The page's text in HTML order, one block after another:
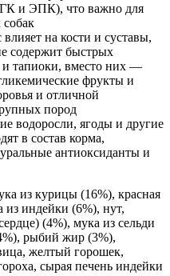
и ЭПК), что важно для
собак
на кости и суставы,
содержит быстрых
и тапиоки, вместо них —
фрукты и
и отличной
пород
водоросли, ягоды и другие
в состав корма,
антиоксиданты и
из курицы (16%), красная
из индейки (6%), нут,
(4%), мука из сельди
рыбий жир (3%),
желтый горошек,
сырая печень индейки